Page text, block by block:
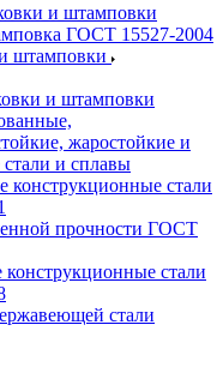
и штамповки
ГОСТ 15527-2004
штамповки
и штамповки
жаростойкие и
и сплавы
конструкционные стали
прочности ГОСТ
конструкционные стали
стали